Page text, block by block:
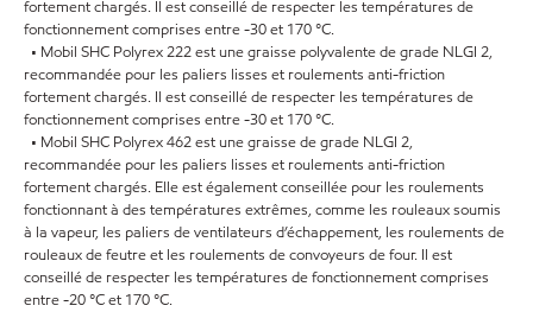
fortement chargés. Il est conseillé de respecter les températures de
fonctionnement comprises entre -30 et 170 °C.
• Mobil SHC Polyrex 222 est une graisse polyvalente de grade NLGI 2,
recommandée pour les paliers lisses et roulements anti-friction
fortement chargés. Il est conseillé de respecter les températures de
fonctionnement comprises entre -30 et 170 °C.
• Mobil SHC Polyrex 462 est une graisse de grade NLGI 2,
recommandée pour les paliers lisses et roulements anti-friction
fortement chargés. Elle est également conseillée pour les roulements
fonctionnant à des températures extrêmes, comme les rouleaux soumis
à la vapeur, les paliers de ventilateurs d’échappement, les roulements de
rouleaux de feutre et les roulements de convoyeurs de four. Il est
conseillé de respecter les températures de fonctionnement comprises
entre -20 °C et 170 °C.